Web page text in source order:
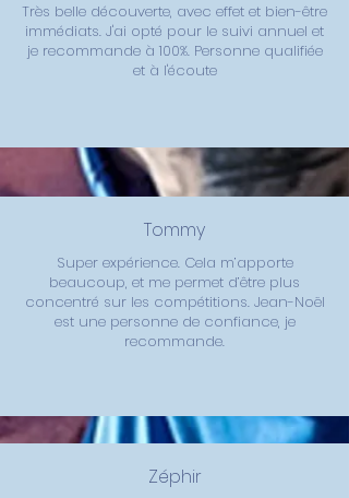
Très belle découverte, avec effet et bien-être
immédiats. J'ai opté pour le suivi annuel et
je recommande à 100%. Personne qualifiée
et à l'écoute
Tommy
Super expérience. Cela m’apporte
beaucoup, et me permet d’être plus
concentré sur les compétitions. Jean-Noël
est une personne de confiance, je
recommande.
Zéphir